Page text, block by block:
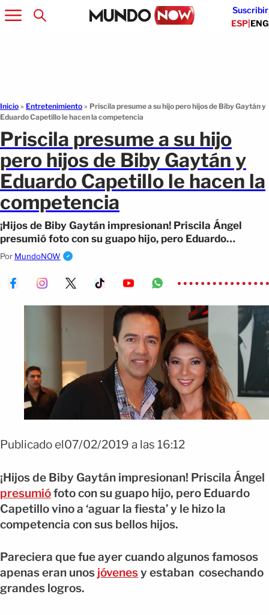
Suscribir
ESP|ENG
Inicio » Entretenimiento » Priscila presume a su hijo pero hijos de Biby Gaytán y
Eduardo Capetillo le hacen la competencia
Priscila presume a su hijo
pero hijos de Biby Gaytán y
Eduardo Capetillo le hacen la
competencia
¡Hijos de Biby Gaytán impresionan! Priscila Ángel
presumió foto con su guapo hijo, pero Eduardo
Capetillo vino a 'aguar la fiesta'
Por MundoNOW
Publicado el07/02/2019 a las 16:12
¡Hijos de Biby Gaytán impresionan! Priscila Ángel
presumiófoto con su guapo hijo, pero Eduardo
Capetillo vino a ‘aguar la fiesta’ y le hizo la
competencia con sus bellos hijos.
Pareciera que fue ayer cuando algunos famosos
apenas eran unos jóvenesy estaban cosechando
grandes logros.